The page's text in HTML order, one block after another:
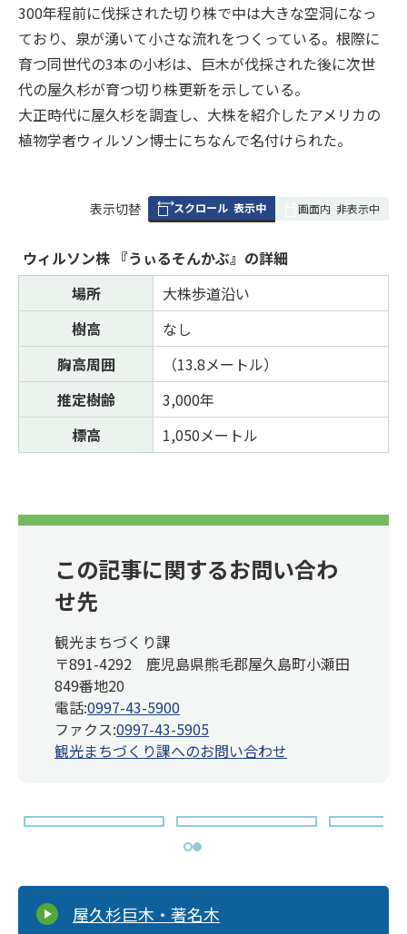
300年程前に伐採された切り株で中は大きな空洞になっ
ており、泉が湧いて小さな流れをつくっている。根際に
育つ同世代の3本の小杉は、巨木が伐採された後に次世
代の屋久杉が育つ切り株更新を示している。
大正時代に屋久杉を調査し、大株を紹介したアメリカの
植物学者ウィルソン博士にちなんで名付けられた。
表
み
の
表示切替 スクロール 表示中 画面内 非表示中
ウィルソン株 『うぃるそんかぶ』の詳細
場所
大株歩道沿い
樹高
なし
胸高周囲
（13.8メートル）
推定樹齢
3,000年
標高
1,050メートル
この記事に関するお問い合わ
せ先
観光まちづくり課
〒891-4292 鹿児島県熊毛郡屋久島町小瀬田
849番地20
電話:0997-43-5900
ファクス:0997-43-5905
観光まちづくり課へのお問い合わせ
イ
を
屋久杉巨木・著名木